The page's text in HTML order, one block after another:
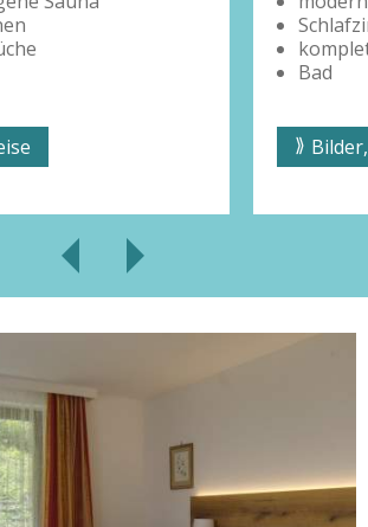
für 2 Personen
Küche
& Preise